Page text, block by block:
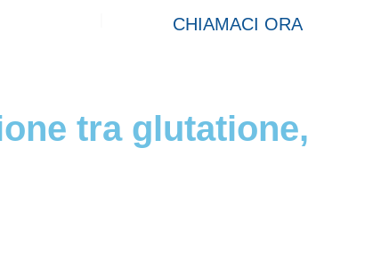
CHIAMACI ORA
tra glutatione,